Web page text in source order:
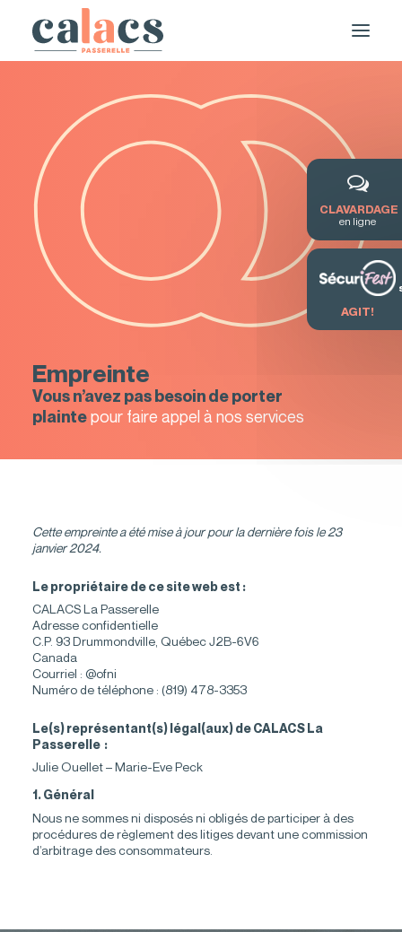
DEMANDE DE SERVICE / FORMATION
Empreinte
Vous n’avez pas besoin de porter
plaintepour faire appel à nos services
Cette empreinte a été mise à jour pour la dernière fois le 23
janvier 2024.
Le propriétaire de ce site web est :
CALACS La Passerelle
Adresse confidentielle
C.P. 93 Drummondville, Québec J2B-6V6
Canada
Courriel : @ofni
Numéro de téléphone : (819) 478-3353
Le(s) représentant(s) légal(aux) de CALACS La
Passerelle :
Julie Ouellet – Marie-Eve Peck
1. Général
Nous ne sommes ni disposés ni obligés de participer à des
procédures de règlement des litiges devant une commission
d’arbitrage des consommateurs.
CLAVARDAGE
en ligne
AGIT!